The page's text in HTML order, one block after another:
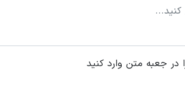
در جعبه متن وارد کنید